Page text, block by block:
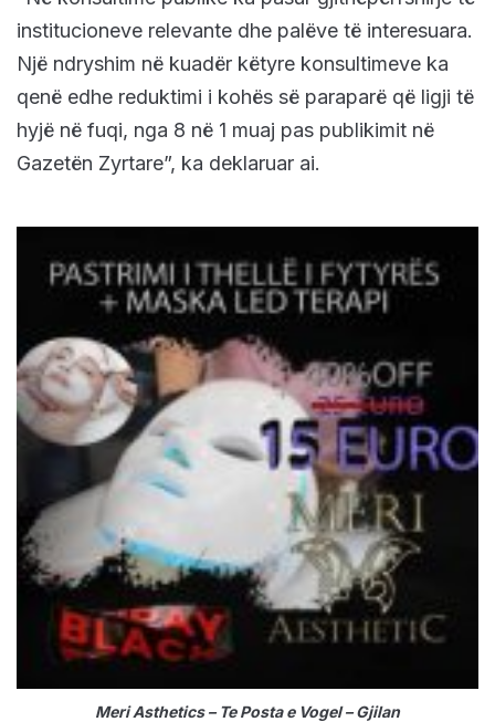
institucioneve relevante dhe palëve të interesuara.
Një ndryshim në kuadër këtyre konsultimeve ka
qenë edhe reduktimi i kohës së paraparë që ligji të
hyjë në fuqi, nga 8 në 1 muaj pas publikimit në
Gazetën Zyrtare”, ka deklaruar ai.
Meri Asthetics – Te Posta e Vogel – Gjilan